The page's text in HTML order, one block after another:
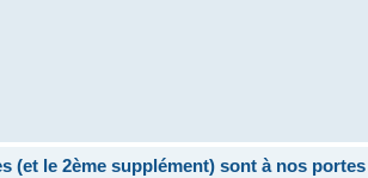
(et le 2ème supplément) sont à nos